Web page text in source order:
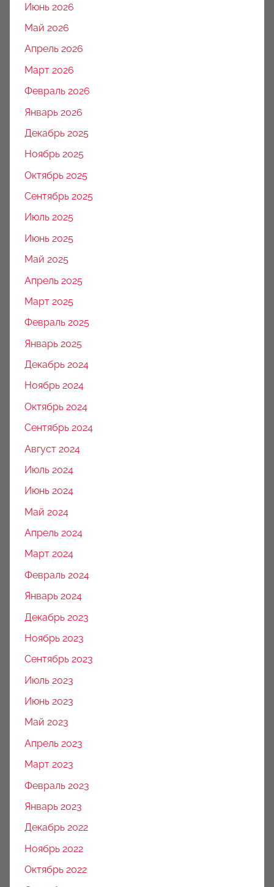
Июнь 2026
Май 2026
Апрель 2026
Март 2026
Февраль 2026
Январь 2026
Декабрь 2025
Ноябрь 2025
Октябрь 2025
Сентябрь 2025
Июль 2025
Июнь 2025
Май 2025
Апрель 2025
Март 2025
Февраль 2025
Январь 2025
Декабрь 2024
Ноябрь 2024
Октябрь 2024
Сентябрь 2024
Август 2024
Июль 2024
Июнь 2024
Май 2024
Апрель 2024
Март 2024
Февраль 2024
Январь 2024
Декабрь 2023
Ноябрь 2023
Сентябрь 2023
Июль 2023
Июнь 2023
Май 2023
Апрель 2023
Март 2023
Февраль 2023
Январь 2023
Декабрь 2022
Ноябрь 2022
Октябрь 2022